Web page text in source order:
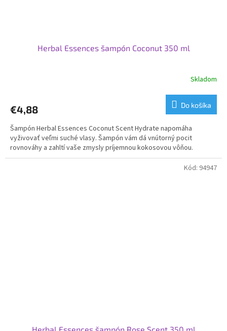
Herbal Essences šampón Coconut 350 ml
Skladom
€4,88 Do košíka
Šampón Herbal Essences Coconut Scent Hydrate napomáha
vyživovať veľmi suché vlasy. Šampón vám dá vnútorný pocit
rovnováhy a zahltí vaše zmysly príjemnou kokosovou vôňou.
Kód: 94947